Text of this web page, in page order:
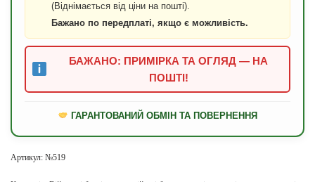
(Віднімається від ціни на пошті).
Бажано по передплаті, якщо є можливість.
БАЖАНО: ПРИМІРКА ТА ОГЛЯД — НА
ПОШТІ!
ГАРАНТОВАНИЙ ОБМІН ТА ПОВЕРНЕННЯ
Артикул: №519